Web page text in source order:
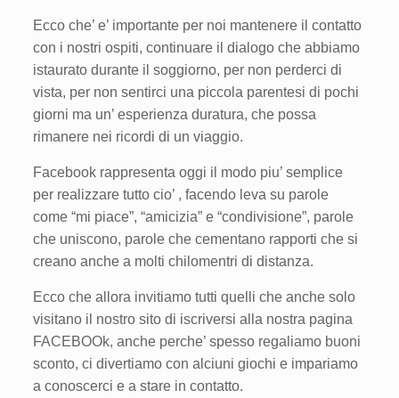
Ecco che’ e’ importante per noi mantenere il contatto
con i nostri ospiti, continuare il dialogo che abbiamo
istaurato durante il soggiorno, per non perderci di
vista, per non sentirci una piccola parentesi di pochi
giorni ma un’ esperienza duratura, che possa
rimanere nei ricordi di un viaggio.
Facebook rappresenta oggi il modo piu’ semplice
per realizzare tutto cio’ , facendo leva su parole
come “mi piace”, “amicizia” e “condivisione”, parole
che uniscono, parole che cementano rapporti che si
creano anche a molti chilomentri di distanza.
Ecco che allora invitiamo tutti quelli che anche solo
visitano il nostro sito di iscriversi alla nostra pagina
FACEBOOk, anche perche’ spesso regaliamo buoni
sconto, ci divertiamo con alciuni giochi e impariamo
a conoscerci e a stare in contatto.